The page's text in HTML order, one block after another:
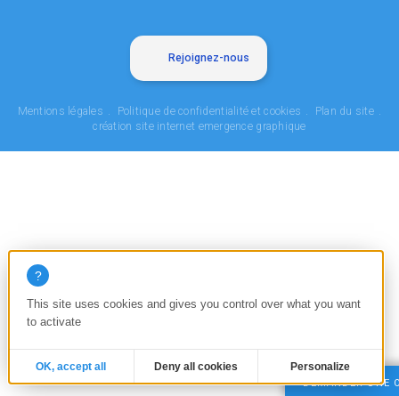
Rejoignez-nous
Mentions légales Politique de confidentialité et cookies
Plan du site
création site internet emergence graphique
DEMANDER UNE
This site uses cookies and gives you control over what you want
to activate
OK, accept all Deny all cookies Personalize